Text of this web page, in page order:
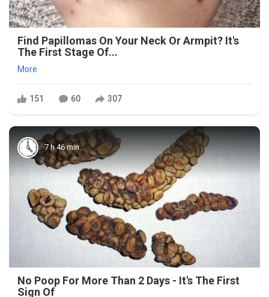
Find Papillomas On Your Neck Or Armpit? It's
The First Stage Of...
More
151 60 307
7 h 46 min
No Poop For More Than 2 Days - It's The First
Sign Of